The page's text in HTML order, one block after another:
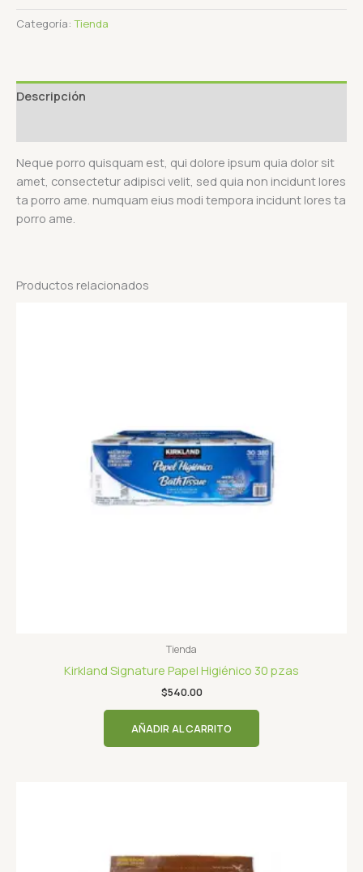
Categoría: Tienda
Descripción
Neque porro quisquam est, qui dolore ipsum quia dolor sit
amet, consectetur adipisci velit, sed quia non incidunt lores
ta porro ame. numquam eius modi tempora incidunt lores ta
porro ame.
Productos relacionados
Tienda
Kirkland Signature Papel Higiénico 30 pzas
$540.00
AÑADIR AL CARRITO